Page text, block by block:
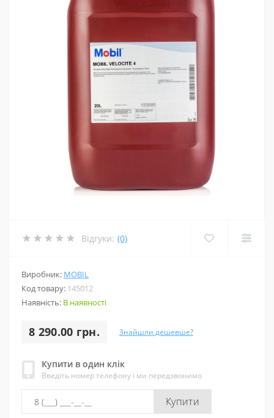
Відгуки: (0)
Виробник: MOBIL
Код товару: 145012
Наявність: В наявності
8 290.00 грн. Знайшли дешевше?
Купити в один клік
Введіть номер телефону і ми передзвонимо
Купити